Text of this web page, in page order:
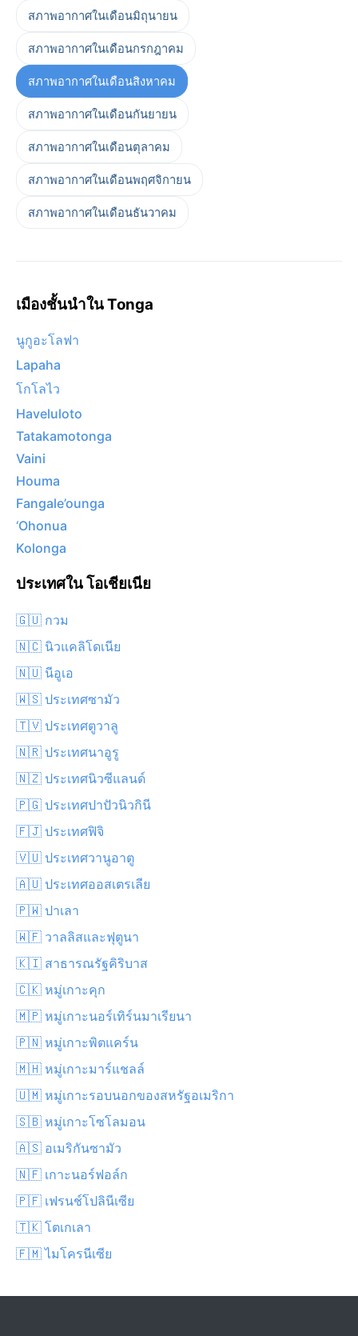
สภาพอากาศในเดือนมิถุนายน
สภาพอากาศในเดือนกรกฎาคม
สภาพอากาศในเดือนสิงหาคม
สภาพอากาศในเดือนกันยายน
สภาพอากาศในเดือนตุลาคม
สภาพอากาศในเดือนพฤศจิกายน
สภาพอากาศในเดือนธันวาคม
เมืองชั้นนำใน Tonga
นูกูอะโลฟา
Lapaha
โกโลไว
Haveluloto
Tatakamotonga
Vaini
Houma
Fangale’ounga
‘Ohonua
Kolonga
ประเทศใน โอเชียเนีย
🇬🇺 กวม
🇳🇨 นิวแคลิโดเนีย
🇳🇺 นีอูเอ
🇼🇸 ประเทศซามัว
🇹🇻 ประเทศตูวาลู
🇳🇷 ประเทศนาอูรู
🇳🇿 ประเทศนิวซีแลนด์
🇵🇬 ประเทศปาปัวนิวกินี
🇫🇯 ประเทศฟิจิ
🇻🇺 ประเทศวานูอาตู
🇦🇺 ประเทศออสเตรเลีย
🇵🇼 ปาเลา
🇼🇫 วาลลิสและฟุตูนา
🇰🇮 สาธารณรัฐคิริบาส
🇨🇰 หมู่เกาะคุก
🇲🇵 หมู่เกาะนอร์เทิร์นมาเรียนา
🇵🇳 หมู่เกาะพิตแคร์น
🇲🇭 หมู่เกาะมาร์แชลล์
🇺🇲 หมู่เกาะรอบนอกของสหรัฐอเมริกา
🇸🇧 หมู่เกาะโซโลมอน
🇦🇸 อเมริกันซามัว
🇳🇫 เกาะนอร์ฟอล์ก
🇵🇫 เฟรนช์โปลินีเซีย
🇹🇰 โตเกเลา
🇫🇲 ไมโครนีเซีย